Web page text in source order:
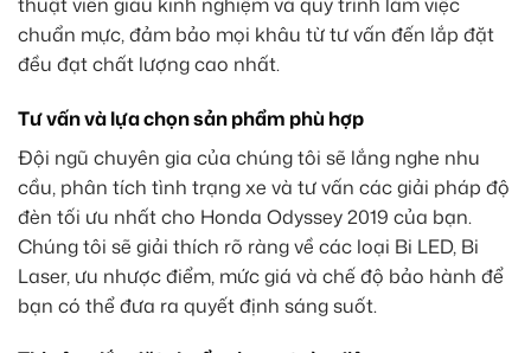
chuẩn mực, đảm bảo mọi khâu từ tư vấn đến lắp đặt
đều đạt chất lượng cao nhất.
Tư vấn và lựa chọn sản phẩm phù hợp
Đội ngũ chuyên gia của chúng tôi sẽ lắng nghe nhu
cầu, phân tích tình trạng xe và tư vấn các giải pháp độ
đèn tối ưu nhất cho Honda Odyssey 2019 của bạn.
Chúng tôi sẽ giải thích rõ ràng về các loại Bi LED, Bi
Laser, ưu nhược điểm, mức giá và chế độ bảo hành để
bạn có thể đưa ra quyết định sáng suốt.